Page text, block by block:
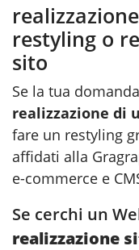
restyling o
sito
Se la tua
realizzazione di
fare un restyling
affidati alla
e-commerce e
Se cerchi un
realizzazione